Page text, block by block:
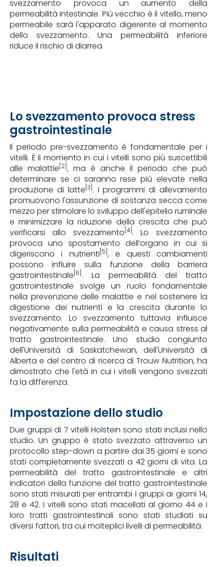
svezzamento provoca un aumento della
permeabilità intestinale. Più vecchio è il vitello, meno
permeabile sarà l'apparato digerente al momento
dello svezzamento. Una permeabilità inferiore
riduce il rischio di diarrea.
Lo svezzamento provoca stress
gastrointestinale
Il periodo pre-svezzamento è fondamentale per i
vitelli. È il momento in cui i vitelli sono più suscettibili
alle malattie [2] , ma è anche il periodo che può
determinare se ci saranno rese più elevate nella
produzione di latte [3] . I programmi di allevamento
promuovono l'assunzione di sostanza secca come
mezzo per stimolare lo sviluppo dell'epitelio ruminale
e minimizzare la riduzione della crescita che può
verificarsi allo svezzamento [4] . Lo svezzamento
provoca uno spostamento dell’organo in cui si
digeriscono i nutrienti [5] , e questi cambiamenti
possono influire sulla funzione della barriera
gastrointestinale [6] . La permeabilità del tratto
gastrointestinale svolge un ruolo fondamentale
nella prevenzione delle malattie e nel sostenere la
digestione dei nutrienti e la crescita durante lo
svezzamento. Lo svezzamento tuttavia influisce
negativamente sulla permeabilità e causa stress al
tratto gastrointestinale. Uno studio congiunto
dell'Università di Saskatchewan, dell'Università di
Alberta e del centro di ricerca di Trouw Nutrition, ha
dimostrato che l'età in cui i vitelli vengono svezzati
fa la differenza.
Impostazione dello studio
Due gruppi di 7 vitelli Holstein sono stati inclusi nello
studio. Un gruppo è stato svezzato attraverso un
protocollo step-down a partire dai 35 giorni e sono
stati completamente svezzati a 42 giorni di vita. La
permeabilità del tratto gastrointestinale e altri
indicatori della funzione del tratto gastrointestinale
sono stati misurati per entrambi i gruppi ai giorni 14,
28 e 42. I vitelli sono stati macellati al giorno 44 e i
loro tratti gastrointestinali sono stati studiati su
diversi fattori, tra cui molteplici livelli di permeabilità.
Risultati